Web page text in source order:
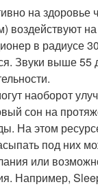
на здоровье
воздействуют
в радиусе
Звуки выше
наоборот
сон на
На этом
под них
или
Например,